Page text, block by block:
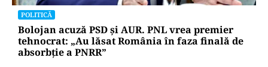
POLITICĂ
Bolojan acuză PSD și AUR. PNL vrea premier
tehnocrat: „Au lăsat România în faza finală de
absorbţie a PNRR”